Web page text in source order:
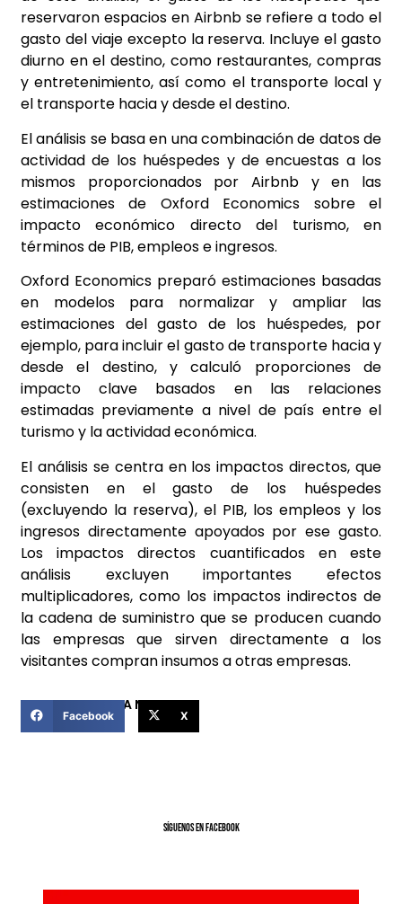
reservaron espacios en Airbnb se refiere a todo el
gasto del viaje excepto la reserva. Incluye el gasto
diurno en el destino, como restaurantes, compras
y entretenimiento, así como el transporte local y
el transporte hacia y desde el destino.
El análisis se basa en una combinación de datos de
actividad de los huéspedes y de encuestas a los
mismos proporcionados por Airbnb y en las
estimaciones de Oxford Economics sobre el
impacto económico directo del turismo, en
términos de PIB, empleos e ingresos.
Oxford Economics preparó estimaciones basadas
en modelos para normalizar y ampliar las
estimaciones del gasto de los huéspedes, por
ejemplo, para incluir el gasto de transporte hacia y
desde el destino, y calculó proporciones de
impacto clave basados en las relaciones
estimadas previamente a nivel de país entre el
turismo y la actividad económica.
El análisis se centra en los impactos directos, que
consisten en el gasto de los huéspedes
(excluyendo la reserva), el PIB, los empleos y los
ingresos directamente apoyados por ese gasto.
Los impactos directos cuantificados en este
análisis excluyen importantes efectos
multiplicadores, como los impactos indirectos de
la cadena de suministro que se producen cuando
las empresas que sirven directamente a los
visitantes compran insumos a otras empresas.
COMPARTIR ESTA NOTICIA
Facebook X
SíGUENOS EN FACEBOOK